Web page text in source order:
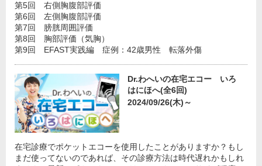
第5回 右側胸腹部評価
第6回 左側胸腹部評価
第7回 膀胱周囲評価
第8回 胸部評価（気胸）
第9回 EFAST実践編 症例：42歳男性 転落外傷
Dr.わへいの在宅エコー いろ
はにほへ(全6回)
2024/09/26(木)～
在宅診療でポケットエコーを使用したことがありますか？もし
まだ使ってないのであれば、その診療方法は時代遅れかもしれ